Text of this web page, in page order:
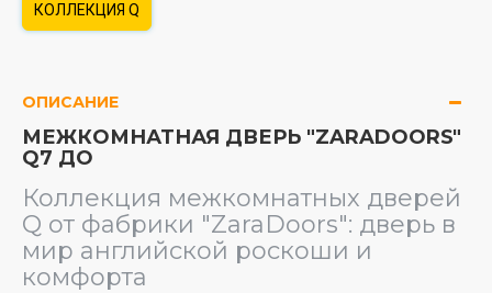
КОЛЛЕКЦИЯ Q
ОПИСАНИЕ
МЕЖКОМНАТНАЯ ДВЕРЬ "ZARADOORS"
Q7 ДО
Коллекция межкомнатных дверей
Q от фабрики "ZaraDoors": дверь в
мир английской роскоши и
комфорта